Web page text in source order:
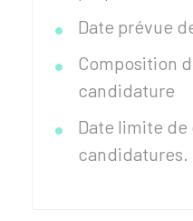
Date prévue
Composition
candidature
Date limite de
candidatures.